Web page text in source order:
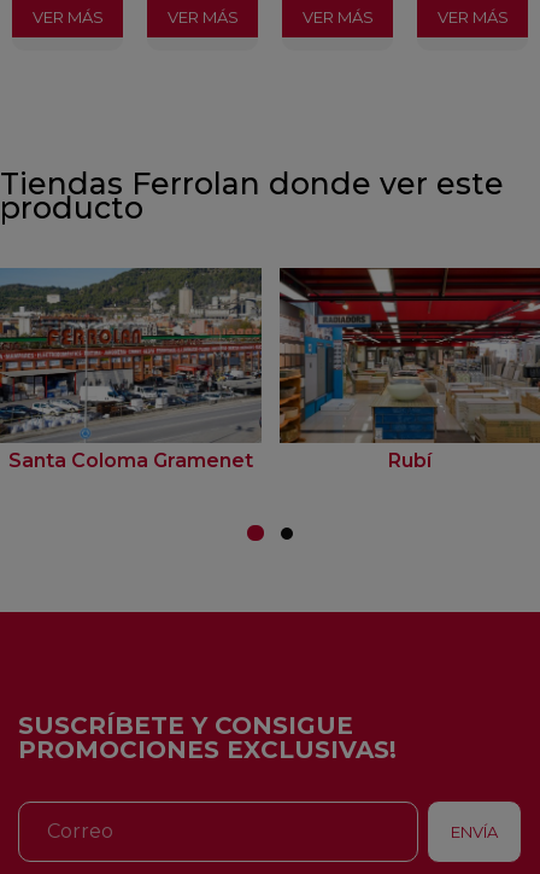
VER MÁS VER MÁS VER MÁS VER MÁS
Tiendas Ferrolan donde ver este
producto
Santa Coloma Gramenet Rubí
SUSCRÍBETE Y CONSIGUE
PROMOCIONES EXCLUSIVAS!